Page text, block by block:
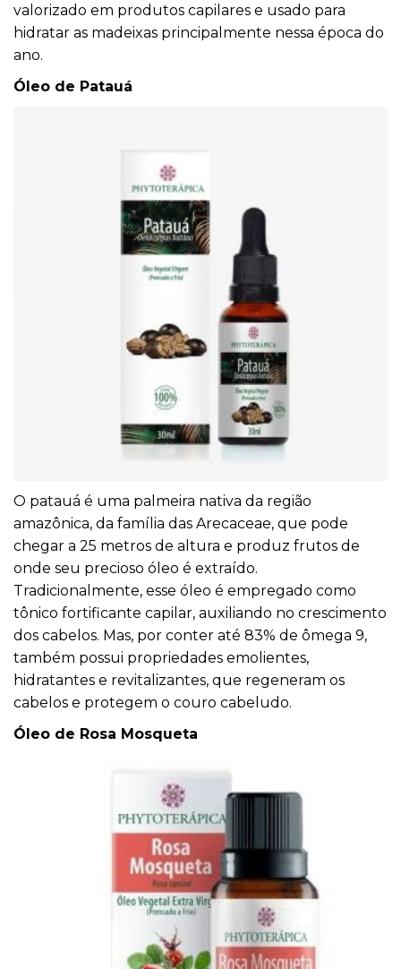
valorizado em produtos capilares e usado para
hidratar as madeixas principalmente nessa época do
ano.
Óleo de Patauá
O patauá é uma palmeira nativa da região
amazônica, da família das Arecaceae, que pode
chegar a 25 metros de altura e produz frutos de
onde seu precioso óleo é extraído.
Tradicionalmente, esse óleo é empregado como
tônico fortificante capilar, auxiliando no crescimento
dos cabelos. Mas, por conter até 83% de ômega 9,
também possui propriedades emolientes,
hidratantes e revitalizantes, que regeneram os
cabelos e protegem o couro cabeludo.
Óleo de Rosa Mosqueta